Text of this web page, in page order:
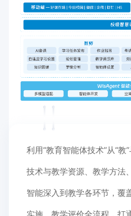
利用“教育智能体技术”从“教
技术与教学资源、教学方法
智能深入到教学各环节，覆
实施、教学评价全流程，